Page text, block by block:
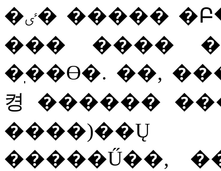
�ٸ� �����
���
����
�ֽ��ϴ�. ��,
켱
������
����)��Ų
�����Ű��,